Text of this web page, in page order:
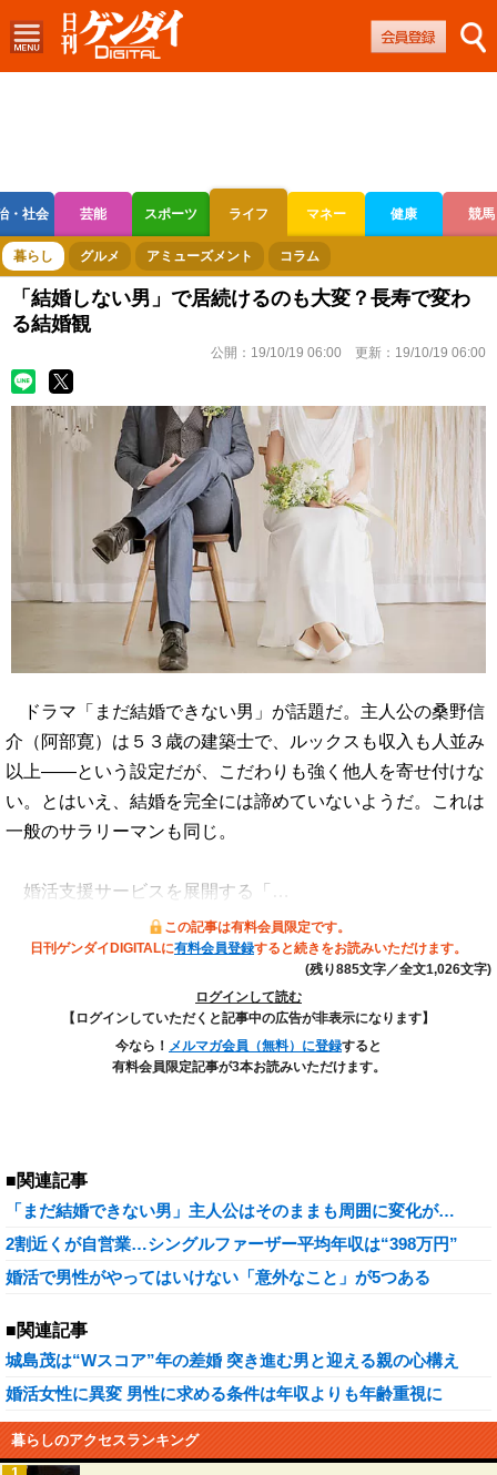
・社会 芸能 スポーツ ライフ マネー 健康 競馬
ボートレース 競輪 オートレース
暮らし グルメ アミューズメント コラム
「結婚しない男」で居続けるのも大変？長寿で変わ
る結婚観
公開： 19/10/19 06:00 更新： 19/10/19 06:00
ドラマ「まだ結婚できない男」が話題だ。主人公の桑野信
介（阿部寛）は５３歳の建築士で、ルックスも収入も人並み
以上――という設定だが、こだわりも強く他人を寄せ付けな
い。とはいえ、結婚を完全には諦めていないようだ。これは
一般のサラリーマンも同じ。
婚活支援サービスを展開する「…
この記事は有料会員限定です。
日刊ゲンダイDIGITALに有料会員登録すると続きをお読みいただけます。
(残り885文字／全文1,026文字)
ログインして読む
【ログインしていただくと記事中の広告が非表示になります】
今なら！ メルマガ会員（無料）に登録すると
有料会員限定記事が3本お読みいただけます。
■関連記事
「まだ結婚できない男」主人公はそのままも周囲に変化が…
2割近くが自営業…シングルファーザー平均年収は“398万円”
婚活で男性がやってはいけない「意外なこと」が5つある
■関連記事
城島茂は“Wスコア”年の差婚 突き進む男と迎える親の心構え
婚活女性に異変 男性に求める条件は年収よりも年齢重視に
暮らしのアクセスランキング